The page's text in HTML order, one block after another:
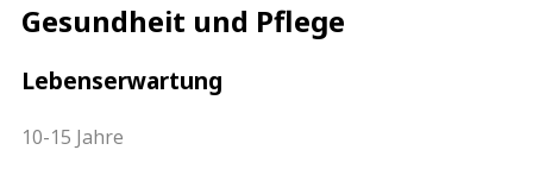
Gesundheit und Pflege
Lebenserwartung
10-15 Jahre